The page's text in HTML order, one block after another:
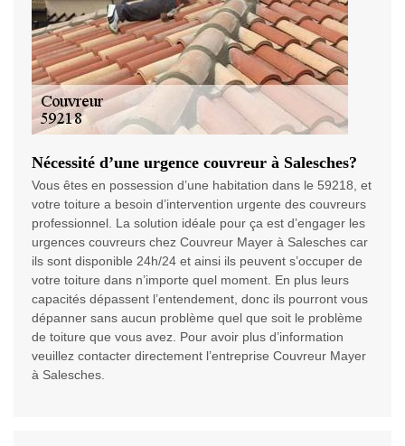
Nécessité d’une urgence couvreur à Salesches?
Vous êtes en possession d’une habitation dans le 59218, et
votre toiture a besoin d’intervention urgente des couvreurs
professionnel. La solution idéale pour ça est d’engager les
urgences couvreurs chez Couvreur Mayer à Salesches car
ils sont disponible 24h/24 et ainsi ils peuvent s’occuper de
votre toiture dans n’importe quel moment. En plus leurs
capacités dépassent l’entendement, donc ils pourront vous
dépanner sans aucun problème quel que soit le problème
de toiture que vous avez. Pour avoir plus d’information
veuillez contacter directement l’entreprise Couvreur Mayer
à Salesches.